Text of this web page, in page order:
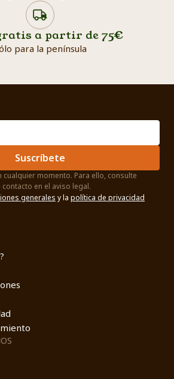
a partir de 75€
para la península
Suscríbete
cualquier momento. Para ello, consulte
en el aviso legal.
generales y la política de privacidad